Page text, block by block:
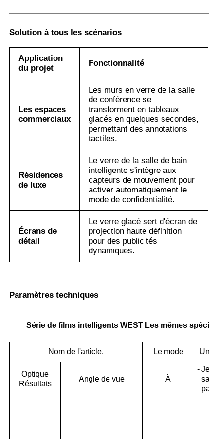
Solution à tous les scénarios
Application
du projet
Fonctionnalité
Les espaces
commerciaux
Les murs en verre de la salle
de conférence se
transforment en tableaux
glacés en quelques secondes,
permettant des annotations
tactiles.
Résidences
de luxe
Le verre de la salle de bain
intelligente s'intègre aux
capteurs de mouvement pour
activer automatiquement le
mode de confidentialité.
Écrans de
détail
Le verre glacé sert d'écran de
projection haute définition
pour des publicités
dynamiques.
Paramètres techniques
Série de films intelligents WEST Les mêmes
Nom de l'article. Le mode Unité
Optique
Résultats
Angle de vue À
- Je
sais
pas.